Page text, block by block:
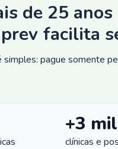
de 25 anos
facilita
simples: pague somente
+3 mil
clínicas e